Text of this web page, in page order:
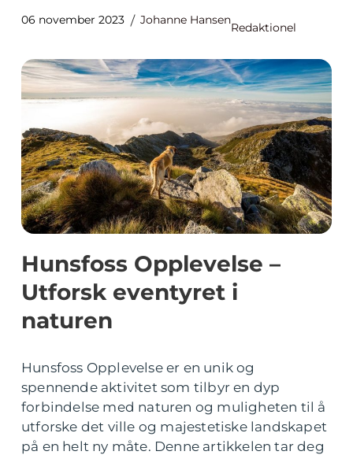
06 november 2023 Johanne Hansen
Redaktionel
Hunsfoss Opplevelse –
Utforsk eventyret i
naturen
Hunsfoss Opplevelse er en unik og
spennende aktivitet som tilbyr en dyp
forbindelse med naturen og muligheten til å
utforske det ville og majestetiske landskapet
på en helt ny måte. Denne artikkelen tar deg